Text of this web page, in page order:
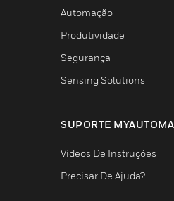
Automação
Produtividade
Segurança
Sensing Solutions
SUPORTE
Vídeos De Instruções
Precisar De Ajuda?